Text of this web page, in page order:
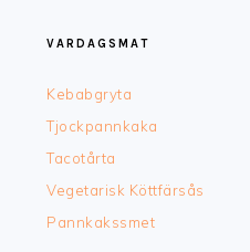
VARDAGSMAT
Kebabgryta
Tjockpannkaka
Tacotårta
Vegetarisk Köttfärsås
Pannkakssmet